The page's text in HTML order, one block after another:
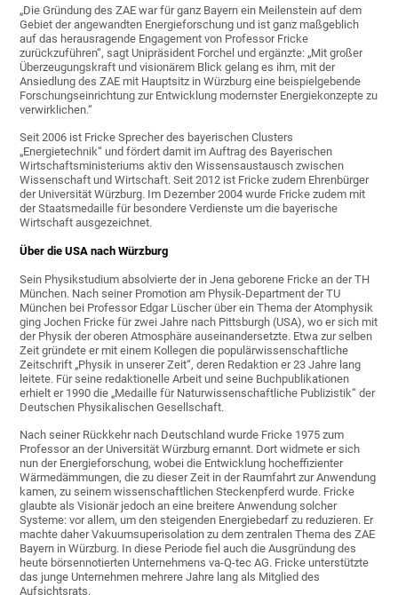
„Die Gründung des ZAE war für ganz Bayern ein Meilenstein auf dem
Gebiet der angewandten Energieforschung und ist ganz maßgeblich
auf das herausragende Engagement von Professor Fricke
zurückzuführen“, sagt Unipräsident Forchel und ergänzte: „Mit großer
Überzeugungskraft und visionärem Blick gelang es ihm, mit der
Ansiedlung des ZAE mit Hauptsitz in Würzburg eine beispielgebende
Forschungseinrichtung zur Entwicklung modernster Energiekonzepte zu
verwirklichen.“
Seit 2006 ist Fricke Sprecher des bayerischen Clusters
„Energietechnik“ und fördert damit im Auftrag des Bayerischen
Wirtschaftsministeriums aktiv den Wissensaustausch zwischen
Wissenschaft und Wirtschaft. Seit 2012 ist Fricke zudem Ehrenbürger
der Universität Würzburg. Im Dezember 2004 wurde Fricke zudem mit
der Staatsmedaille für besondere Verdienste um die bayerische
Wirtschaft ausgezeichnet.
Über die USA nach Würzburg
Sein Physikstudium absolvierte der in Jena geborene Fricke an der TH
München. Nach seiner Promotion am Physik-Department der TU
München bei Professor Edgar Lüscher über ein Thema der Atomphysik
ging Jochen Fricke für zwei Jahre nach Pittsburgh (USA), wo er sich mit
der Physik der oberen Atmosphäre auseinandersetzte. Etwa zur selben
Zeit gründete er mit einem Kollegen die populärwissenschaftliche
Zeitschrift „Physik in unserer Zeit“, deren Redaktion er 23 Jahre lang
leitete. Für seine redaktionelle Arbeit und seine Buchpublikationen
erhielt er 1990 die „Medaille für Naturwissenschaftliche Publizistik“ der
Deutschen Physikalischen Gesellschaft.
Nach seiner Rückkehr nach Deutschland wurde Fricke 1975 zum
Professor an der Universität Würzburg ernannt. Dort widmete er sich
nun der Energieforschung, wobei die Entwicklung hocheffizienter
Wärmedämmungen, die zu dieser Zeit in der Raumfahrt zur Anwendung
kamen, zu seinem wissenschaftlichen Steckenpferd wurde. Fricke
glaubte als Visionär jedoch an eine breitere Anwendung solcher
Systeme: vor allem, um den steigenden Energiebedarf zu reduzieren. Er
machte daher Vakuumsuperisolation zu dem zentralen Thema des ZAE
Bayern in Würzburg. In diese Periode fiel auch die Ausgründung des
heute börsennotierten Unternehmens va-Q-tec AG. Fricke unterstützte
das junge Unternehmen mehrere Jahre lang als Mitglied des
Aufsichtsrats.